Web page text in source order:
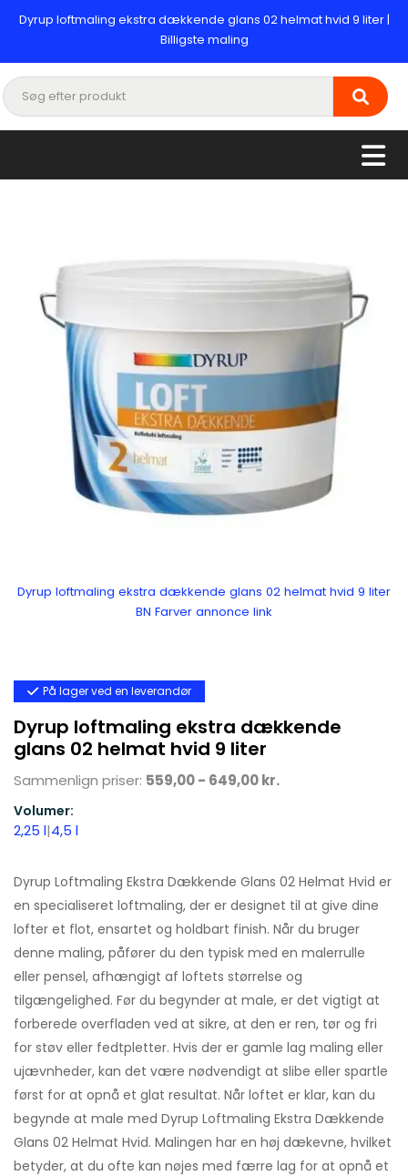
Dyrup loftmaling ekstra dækkende glans 02 helmat hvid 9 liter |
Billigste maling
Dyrup loftmaling ekstra dækkende glans 02 helmat hvid 9 liter
BN Farver annonce link
På lager ved en leverandør
Dyrup loftmaling ekstra dækkende
glans 02 helmat hvid 9 liter
Sammenlign priser: 559,00 - 649,00 kr.
Volumer:
2,25 l|4,5 l
Dyrup Loftmaling Ekstra Dækkende Glans 02 Helmat Hvid er
en specialiseret loftmaling, der er designet til at give dine
lofter et flot, ensartet og holdbart finish. Når du bruger
denne maling, påfører du den typisk med en malerrulle
eller pensel, afhængigt af loftets størrelse og
tilgængelighed. Før du begynder at male, er det vigtigt at
forberede overfladen ved at sikre, at den er ren, tør og fri
for støv eller fedtpletter. Hvis der er gamle lag maling eller
ujævnheder, kan det være nødvendigt at slibe eller spartle
først for at opnå et glat resultat. Når loftet er klar, kan du
begynde at male med Dyrup Loftmaling Ekstra Dækkende
Glans 02 Helmat Hvid. Malingen har en høj dækevne, hvilket
betyder, at du ofte kan nøjes med færre lag for at opnå et